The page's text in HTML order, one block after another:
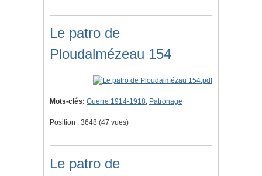
Le patro de
Ploudalmézeau 154
Mots-clés: Guerre 1914-1918, Patronage
Position : 3648 (47 vues)
Le patro de